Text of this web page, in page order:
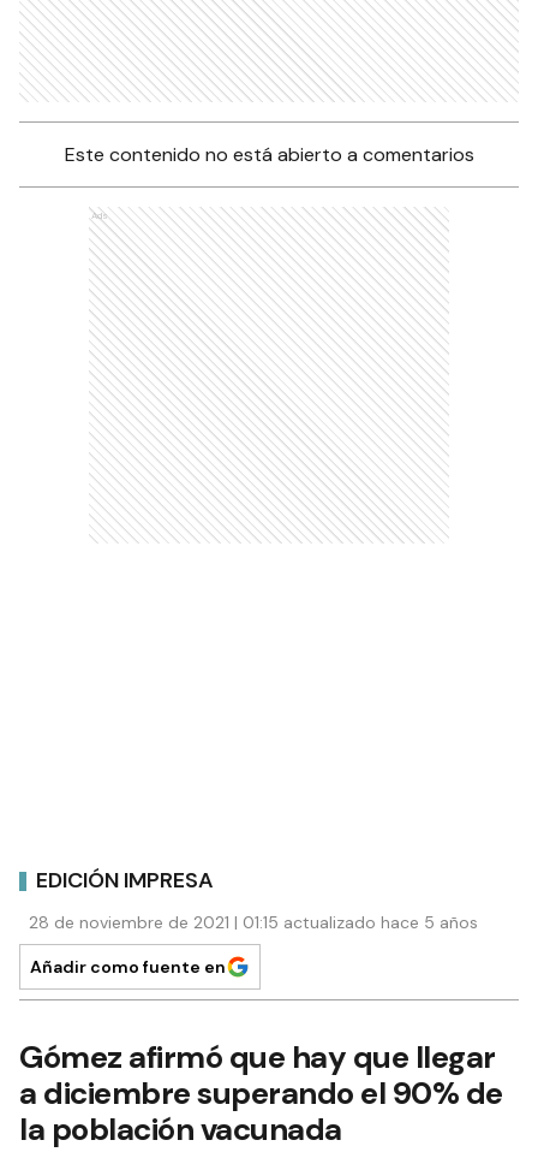
Este contenido no está abierto a comentarios
Ads
EDICIÓN IMPRESA
28 de noviembre de 2021 | 01:15 actualizado hace 5 años
Añadir como fuente en
Gómez afirmó que hay que llegar
a diciembre superando el 90% de
la población vacunada